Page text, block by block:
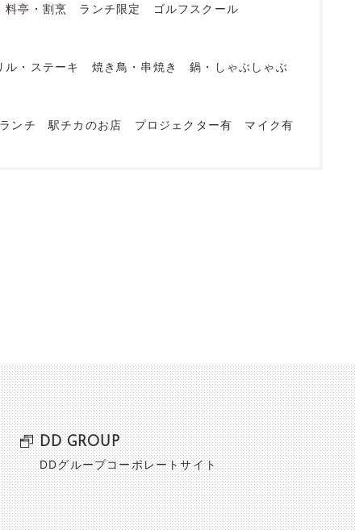
料亭・割烹 ランチ限定
ゴルフスクール
ル・ステーキ 焼き鳥・串焼き
鍋・しゃぶしゃぶ
ランチ 駅チカのお店 プロジェクター有
マイク有
DD GROUP
DDグループコーポレートサイト